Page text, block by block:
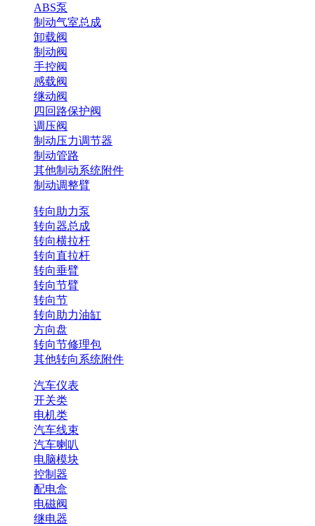
ABS泵
制动气室总成
卸载阀
制动阀
手控阀
感载阀
继动阀
四回路保护阀
调压阀
制动压力调节器
制动管路
其他制动系统附件
制动调整臂
转向助力泵
转向器总成
转向横拉杆
转向直拉杆
转向垂臂
转向节臂
转向节
转向助力油缸
方向盘
转向节修理包
其他转向系统附件
汽车仪表
开关类
电机类
汽车线束
汽车喇叭
电脑模块
控制器
配电盒
电磁阀
继电器